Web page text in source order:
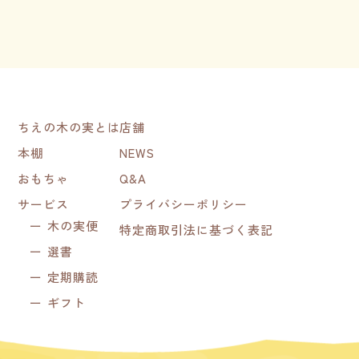
ちえの木の実とは
本棚
おもちゃ
サービス
木の実便
選書
定期購読
ギフト
店舗
NEWS
Q&A
プライバシーポリシー
特定商取引法に基づく表記